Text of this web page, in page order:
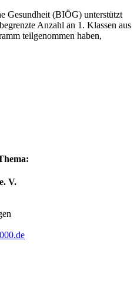
Gesundheit (BIÖG) unterstützt
Anzahl an 1. Klassen aus
teilgenommen haben,
V.